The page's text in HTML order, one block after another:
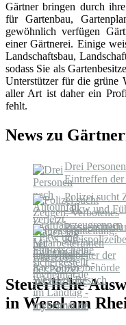
Gärtner bringen durch
für Gartenbau,
gewöhnlich verfügen
einer Gärtnerei. Einige
Landschaftsbau,
sodass Sie als
Unterstützer für die grüne
aller Art ist daher ein
fehlt.
News zu
Drei
Eintreffen
Polizei sucht
- Pkw und
myheimat.de
Steuerliche
in Wesel am